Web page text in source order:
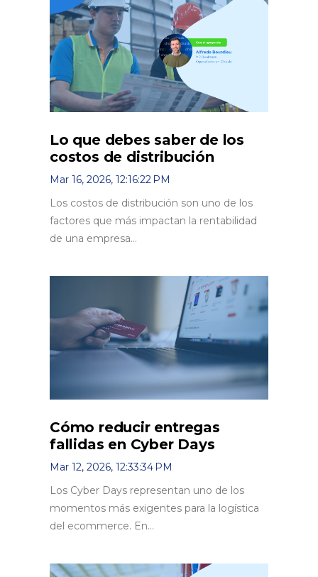
Lo que debes saber de los
costos de distribución
Mar 16, 2026, 12:16:22 PM
Los costos de distribución son uno de los
factores que más impactan la rentabilidad
de una empresa...
Cómo reducir entregas
fallidas en Cyber Days
Mar 12, 2026, 12:33:34 PM
Los Cyber Days representan uno de los
momentos más exigentes para la logística
del ecommerce. En...